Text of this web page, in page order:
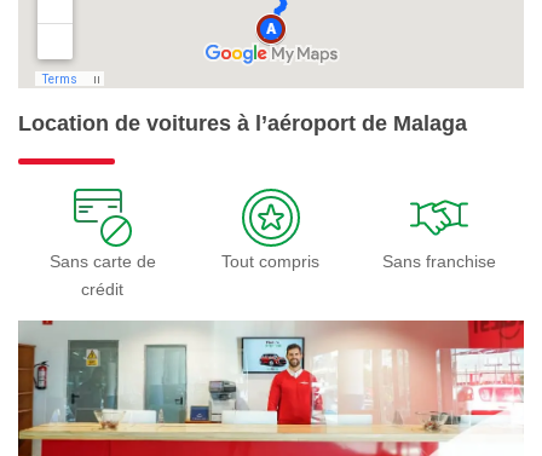
Location de voitures à l’aéroport de Malaga
Sans carte de
crédit
Tout compris Sans franchise